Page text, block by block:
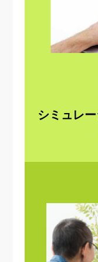
シミュレ